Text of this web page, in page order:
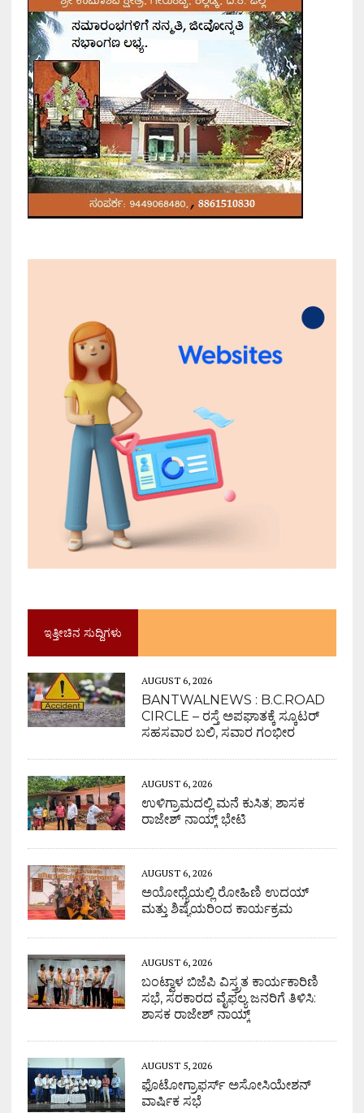
ಇತ್ತೀಚಿನ ಸುದ್ದಿಗಳು
AUGUST 6, 2026
BANTWALNEWS : B.C.ROAD
CIRCLE – ರಸ್ತೆ ಅಪಘಾತಕ್ಕೆ ಸ್ಕೂಟರ್
ಸಹಸವಾರ ಬಲಿ, ಸವಾರ ಗಂಭೀರ
AUGUST 6, 2026
ಉಳಿಗ್ರಾಮದಲ್ಲಿ ಮನೆ ಕುಸಿತ; ಶಾಸಕ
ರಾಜೇಶ್ ನಾಯ್ಕ್ ಭೇಟಿ
AUGUST 6, 2026
ಅಯೋಧ್ಯೆಯಲ್ಲಿ ರೋಹಿಣಿ ಉದಯ್
ಮತ್ತು ಶಿಷ್ಯೆಯರಿಂದ ಕಾರ್ಯಕ್ರಮ
AUGUST 6, 2026
ಬಂಟ್ವಾಳ ಬಿಜೆಪಿ ವಿಸ್ತ್ರತ ಕಾರ್ಯಕಾರಿಣಿ
ಸಭೆ, ಸರಕಾರದ ವೈಫಲ್ಯ ಜನರಿಗೆ ತಿಳಿಸಿ:
ಶಾಸಕ ರಾಜೇಶ್ ನಾಯ್ಕ್
AUGUST 5, 2026
ಫೊಟೋಗ್ರಾಫರ್ಸ್ ಅಸೋಸಿಯೇಶನ್
ವಾರ್ಷಿಕ ಸಭೆ